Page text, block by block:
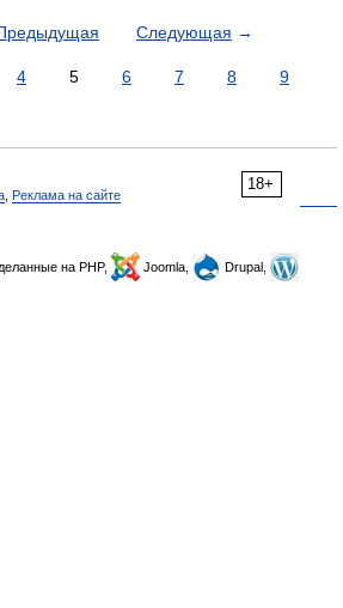
Следующая →
4 5 6 7 8
9
18+
Реклама на сайте
на PHP, Joomla,
Drupal,